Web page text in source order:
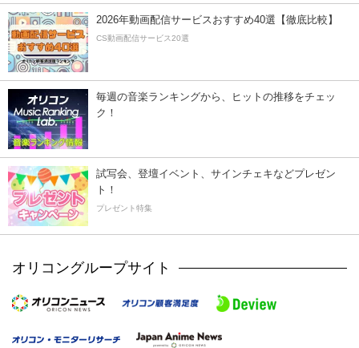
2026年動画配信サービスおすすめ40選【徹底比較】
CS動画配信サービス20選
毎週の音楽ランキングから、ヒットの推移をチェッ
ク！
試写会、登壇イベント、サインチェキなどプレゼン
ト！
プレゼント特集
オリコングループサイト